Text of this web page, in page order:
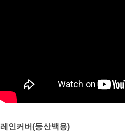
레인커버(등산백용)